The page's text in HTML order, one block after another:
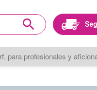
search
para profesionales y